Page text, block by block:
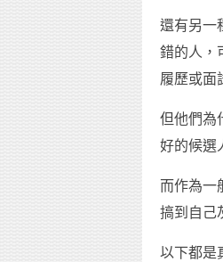
還有另一
錯的人，
履歷或面
但他們為
好的候選
而作為一
搞到自
以下都是